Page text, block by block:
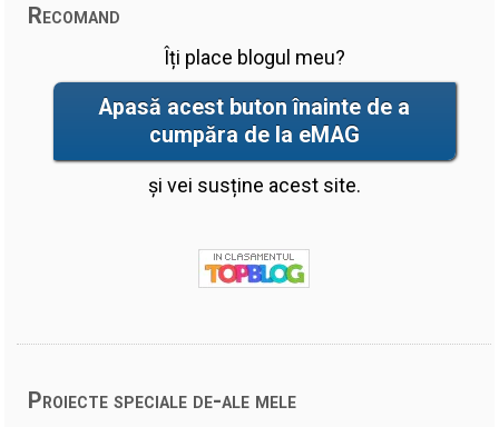
Recomand
Îți place blogul meu?
Apasă acest buton înainte de a
cumpăra de la eMAG
și vei susține acest site.
Proiecte speciale de-ale mele